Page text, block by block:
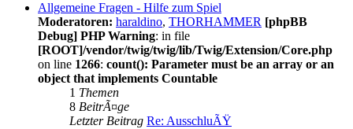
Allgemeine Fragen - Hilfe zum Spiel
Moderatoren: haraldino, THORHAMMER [phpBB
Debug] PHP Warning: in file
[ROOT]/vendor/twig/twig/lib/Twig/Extension/Core.php
on line 1266: count(): Parameter must be an array or an
object that implements Countable
1 Themen
8 BeitrÃ¤ge
Letzter Beitrag Re: AusschluÃŸ